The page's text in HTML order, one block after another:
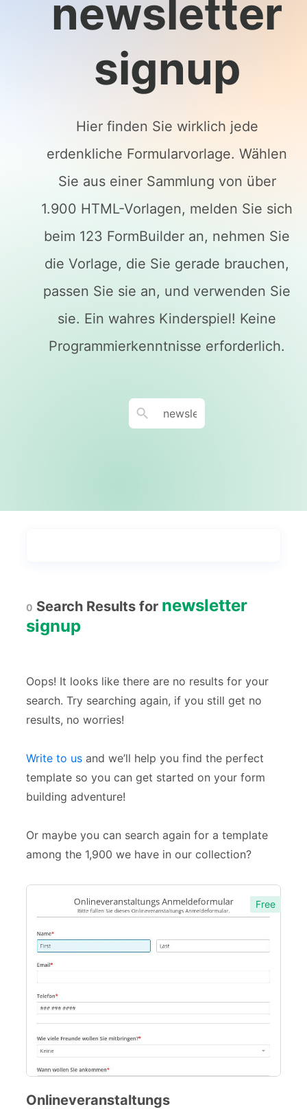
newsletter
signup
Hier finden Sie wirklich jede
erdenkliche Formularvorlage. Wählen
Sie aus einer Sammlung von über
1.900 HTML-Vorlagen, melden Sie sich
beim 123 FormBuilder an, nehmen Sie
die Vorlage, die Sie gerade brauchen,
passen Sie sie an, und verwenden Sie
sie. Ein wahres Kinderspiel! Keine
Programmierkenntnisse erforderlich.
0 Search Results for newsletter
signup
Oops! It looks like there are no results for your
search. Try searching again, if you still get no
results, no worries!
Write to us and we’ll help you find the perfect
template so you can get started on your form
building adventure!
Or maybe you can search again for a template
among the 1,900 we have in our collection?
Free
Onlineveranstaltungs